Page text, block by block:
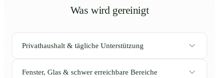
Was wird gereinigt
Privathaushalt & tägliche Unterstützung
Fenster, Glas & schwer erreichbare Bereiche